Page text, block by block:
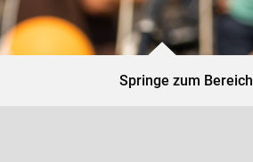
Springe zum Bereich